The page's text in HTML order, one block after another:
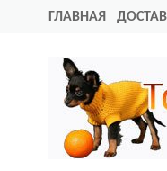
ГЛАВНАЯ